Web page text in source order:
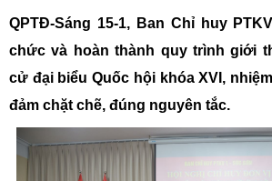
QPTĐ-Sáng 15-1, Ban Chỉ huy
chức và hoàn thành quy trình giới
cử đại biểu Quốc hội khóa XVI,
đảm chặt chẽ, đúng nguyên tắc.